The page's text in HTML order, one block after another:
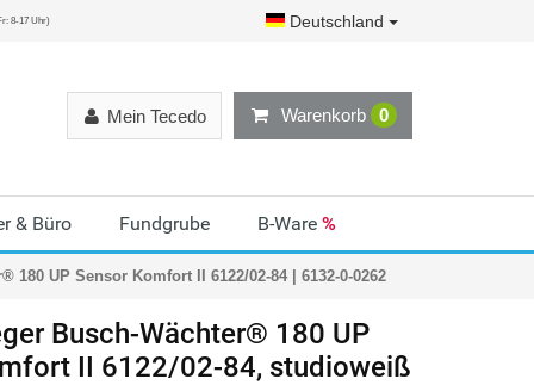
8-17 Uhr) Deutschland
Warenkorb 0
Mein Tecedo
& Büro Fundgrube B-Ware %
180 UP Sensor Komfort II 6122/02-84 | 6132-0-0262
Busch-Wächter® 180 UP
II 6122/02-84, studioweiß